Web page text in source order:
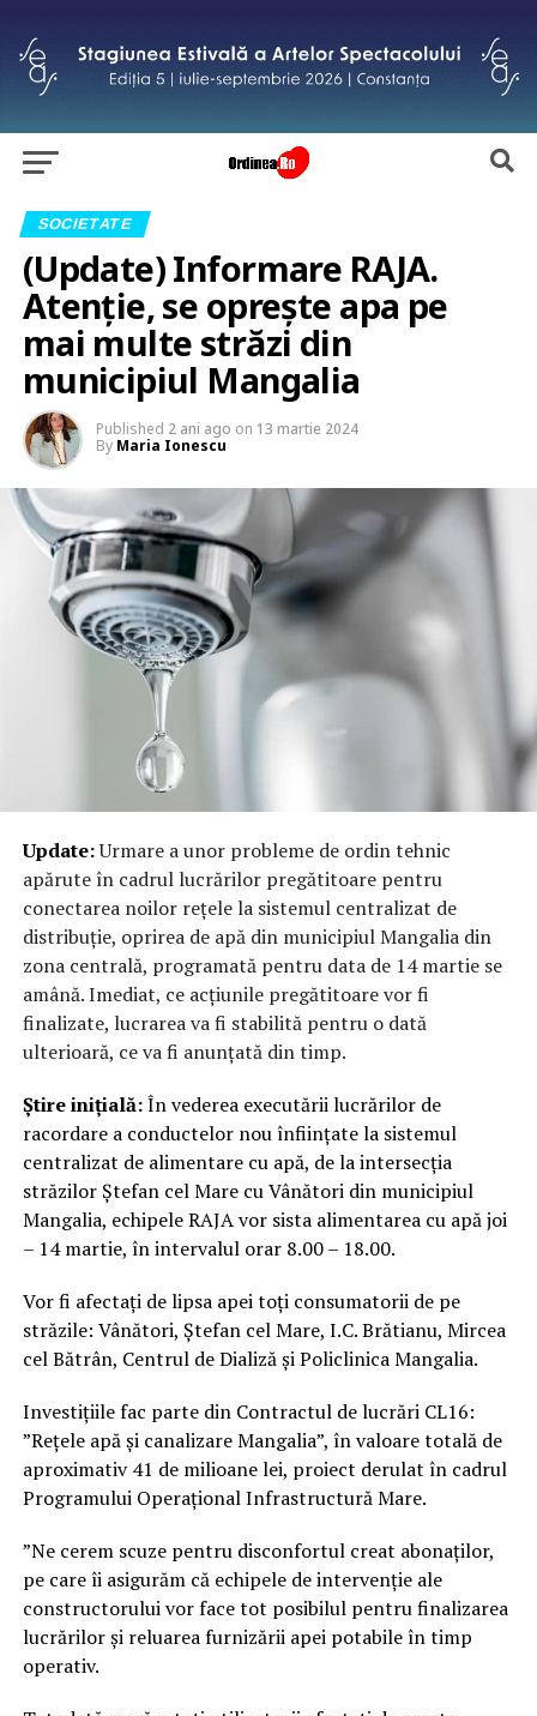
SOCIETATE
(Update) Informare RAJA.
Atenție, se oprește apa pe
mai multe străzi din
municipiul Mangalia
Published 2 ani ago on 13 martie 2024
By Maria Ionescu
Update:Urmare a unor probleme de ordin tehnic
apărute în cadrul lucrărilor pregătitoare pentru
conectarea noilor rețele la sistemul centralizat de
distribuție, oprirea de apă din municipiul Mangalia din
zona centrală, programată pentru data de 14 martie se
amână. Imediat, ce acțiunile pregătitoare vor fi
finalizate, lucrarea va fi stabilită pentru o dată
ulterioară, ce va fi anunțată din timp.
Știre inițială:În vederea executării lucrărilor de
racordare a conductelor nou înființate la sistemul
centralizat de alimentare cu apă, de la intersecția
străzilor Ștefan cel Mare cu Vânători din municipiul
Mangalia, echipele RAJA vor sista alimentarea cu apă joi
– 14 martie, în intervalul orar 8.00 – 18.00.
Vor fi afectați de lipsa apei toți consumatorii de pe
străzile: Vânători, Ștefan cel Mare, I.C. Brătianu, Mircea
cel Bătrân, Centrul de Dializă și Policlinica Mangalia.
Investițiile fac parte din Contractul de lucrări CL16:
”Rețele apă și canalizare Mangalia”, în valoare totală de
aproximativ 41 de milioane lei, proiect derulat în cadrul
Programului Operațional Infrastructură Mare.
”Ne cerem scuze pentru disconfortul creat abonaților,
pe care îi asigurăm că echipele de intervenție ale
constructorului vor face tot posibilul pentru finalizarea
lucrărilor și reluarea furnizării apei potabile în timp
operativ.